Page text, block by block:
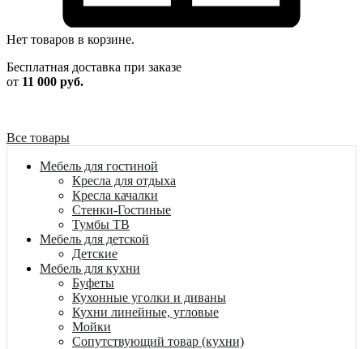
Нет товаров в корзине.
Бесплатная доставка при заказе
от 11 000 руб.
Все товары
Мебель для гостиной
Кресла для отдыха
Кресла качалки
Стенки-Гостиные
Тумбы ТВ
Мебель для детской
Детские
Мебель для кухни
Буфеты
Кухонные уголки и диваны
Кухни линейные, угловые
Мойки
Сопутствующий товар (кухни)